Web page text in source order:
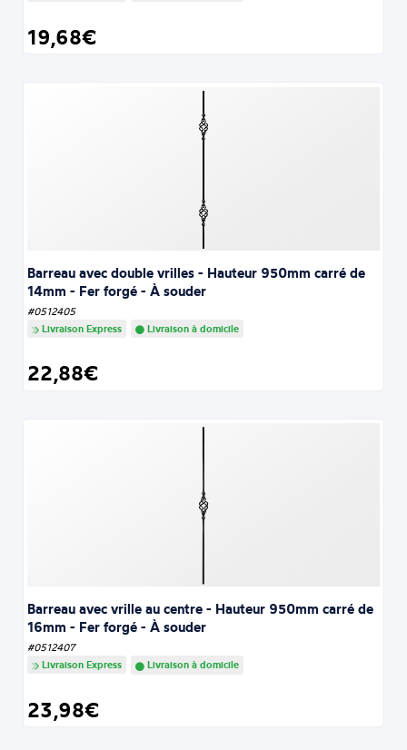
19,68€
Barreau avec double vrilles - Hauteur 950mm carré de
14mm - Fer forgé - À souder
#0512405
Livraison Express
Livraison à domicile
22,88€
Barreau avec vrille au centre - Hauteur 950mm carré de
16mm - Fer forgé - À souder
#0512407
Livraison Express
Livraison à domicile
23,98€